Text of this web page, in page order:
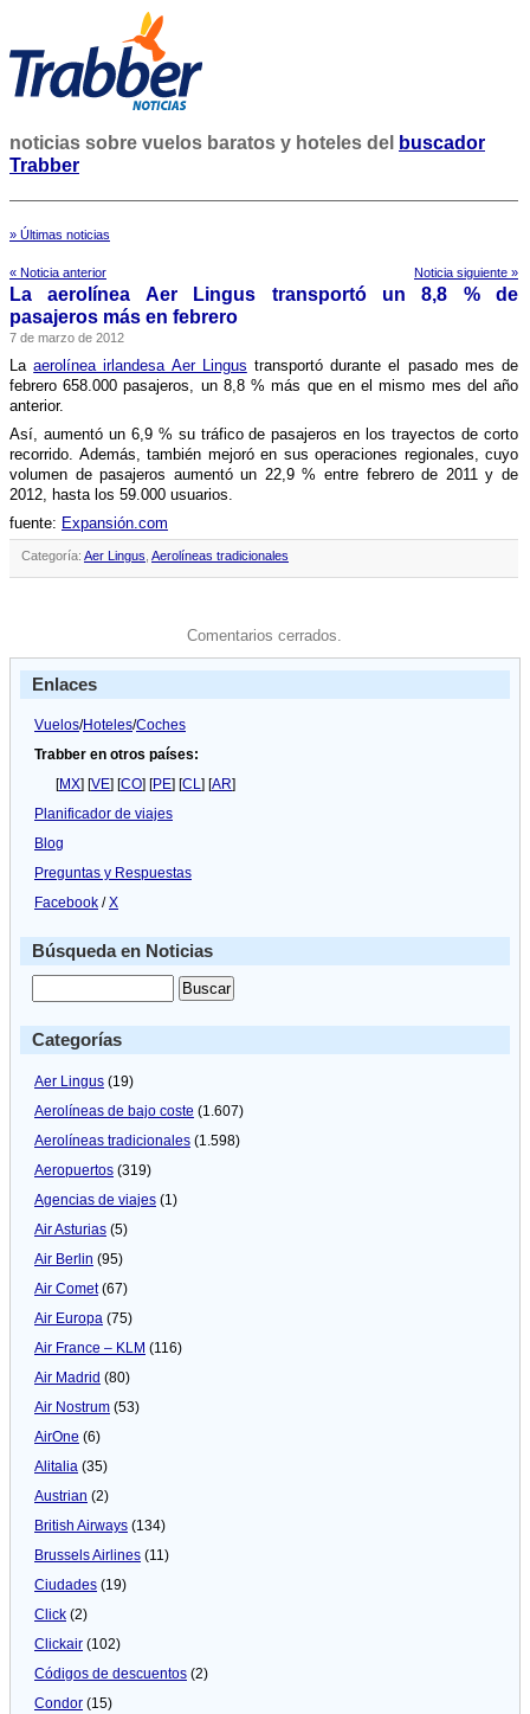
noticias sobre vuelos baratos y hoteles del
buscador
Trabber
» Últimas noticias
« Noticia anterior Noticia siguiente »
La aerolí­nea Aer Lingus transportó un 8,8 % de
pasajeros más en febrero
7 de marzo de 2012
Laaerolí­nea irlandesa Aer Lingus transportó durante el pasado mes de
febrero 658.000 pasajeros, un 8,8 % más que en el mismo mes del año
anterior.
Así­, aumentó un 6,9 % su tráfico de pasajeros en los trayectos de corto
recorrido. Además, también mejoró en sus operaciones regionales, cuyo
volumen de pasajeros aumentó un 22,9 % entre febrero de 2011 y de
2012, hasta los 59.000 usuarios.
fuente: Expansión.com
Categoría: Aer Lingus Aerolíneas tradicionales
Comentarios cerrados.
Enlaces
Vuelos/Hoteles/Coches
Trabber en otros países:
[MX] [VE] [CO] [PE] [CL] [AR]
Planificador de viajes
Blog
Preguntas y Respuestas
Facebook /X
Búsqueda en Noticias
Categorías
Aer Lingus (19)
Aerolíneas de bajo coste (1.607)
Aerolíneas tradicionales (1.598)
Aeropuertos (319)
Agencias de viajes (1)
Air Asturias (5)
Air Berlin (95)
Air Comet(67)
Air Europa (75)
Air France – KLM (116)
Air Madrid (80)
Air Nostrum (53)
AirOne (6)
Alitalia (35)
Austrian (2)
British Airways (134)
Brussels Airlines (11)
Ciudades (19)
Click (2)
Clickair (102)
Códigos de descuentos (2)
Condor (15)